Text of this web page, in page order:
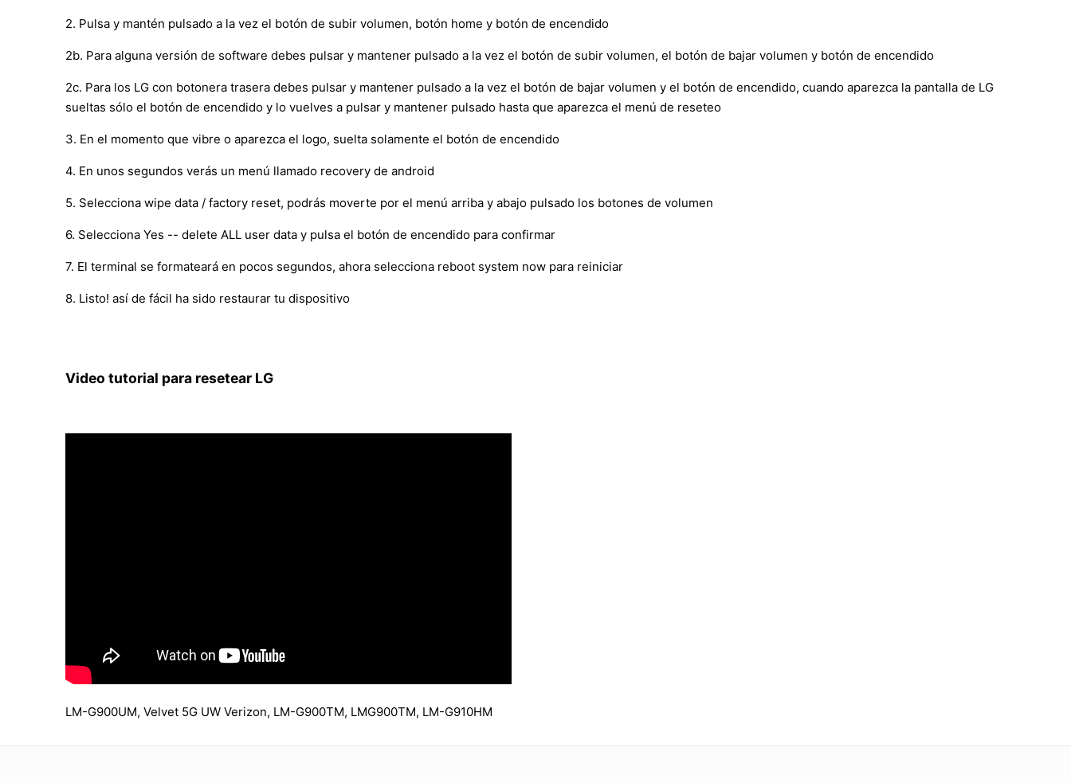
2. Pulsa y mantén pulsado a la vez el botón de subir volumen, botón home y botón de encendido
2b. Para alguna versión de software debes pulsar y mantener pulsado a la vez el botón de subir volumen, el botón de bajar volumen y botón de encendido
2c. Para los LG con botonera trasera debes pulsar y mantener pulsado a la vez el botón de bajar volumen y el botón de encendido, cuando aparezca la pantalla de LG
sueltas sólo el botón de encendido y lo vuelves a pulsar y mantener pulsado hasta que aparezca el menú de reseteo
3. En el momento que vibre o aparezca el logo, suelta solamente el botón de encendido
4. En unos segundos verás un menú llamado recovery de android
5. Selecciona wipe data / factory reset, podrás moverte por el menú arriba y abajo pulsado los botones de volumen
6. Selecciona Yes -- delete ALL user data y pulsa el botón de encendido para confirmar
7. El terminal se formateará en pocos segundos, ahora selecciona reboot system now para reiniciar
8. Listo! así de fácil ha sido restaurar tu dispositivo
Video tutorial para resetear LG
LM-G900UM, Velvet 5G UW Verizon, LM-G900TM, LMG900TM, LM-G910HM